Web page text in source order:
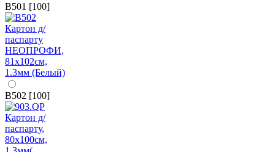
B501 [100]
B502 [100]